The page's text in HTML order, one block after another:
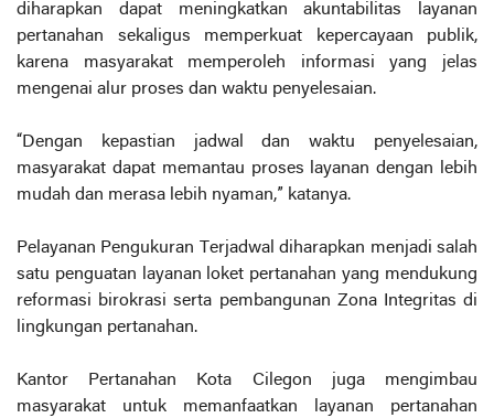
diharapkan dapat meningkatkan akuntabilitas layanan
pertanahan sekaligus memperkuat kepercayaan publik,
karena masyarakat memperoleh informasi yang jelas
mengenai alur proses dan waktu penyelesaian.
“Dengan kepastian jadwal dan waktu penyelesaian,
masyarakat dapat memantau proses layanan dengan lebih
mudah dan merasa lebih nyaman,” katanya.
Pelayanan Pengukuran Terjadwal diharapkan menjadi salah
satu penguatan layanan loket pertanahan yang mendukung
reformasi birokrasi serta pembangunan Zona Integritas di
lingkungan pertanahan.
Kantor Pertanahan Kota Cilegon juga mengimbau
masyarakat untuk memanfaatkan layanan pertanahan